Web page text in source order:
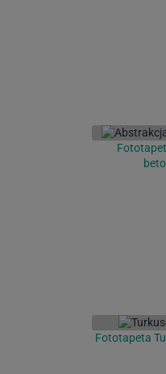
Fototapeta